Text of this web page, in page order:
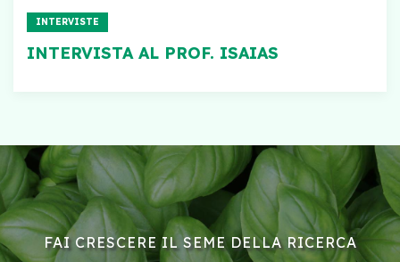
INTERVISTE
INTERVISTA AL PROF. ISAIAS
FAI CRESCERE IL SEME DELLA RICERCA